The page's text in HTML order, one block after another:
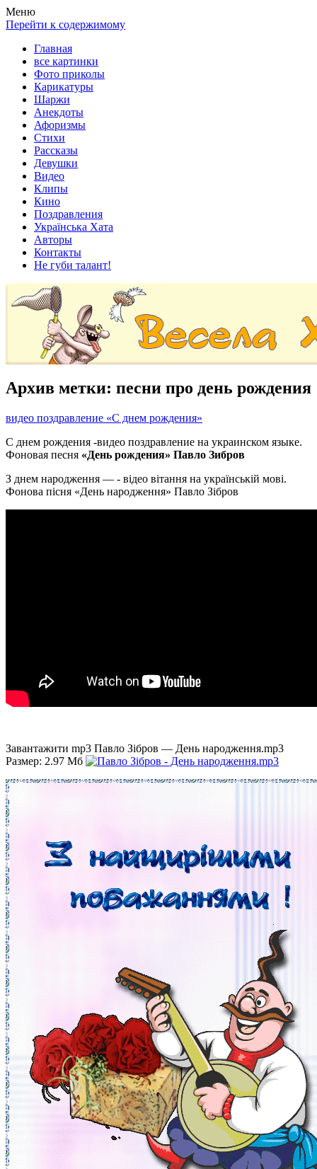
Весела хата — прикольные картинки, смешные истории,
клипы!
Покажем всем ваши фото приколы, карикатуры, шаржи, стихи,
рассказы, видео и песни!
Меню
Перейти к содержимому
Главная
все картинки
Фото приколы
Карикатуры
Шаржи
Анекдоты
Афоризмы
Стихи
Рассказы
Девушки
Видео
Клипы
Кино
Поздравления
Українська Хата
Авторы
Контакты
Не губи талант!
Архив метки: песни про день рождения
видео поздравление «С днем рождения»
С днем рождения -видео поздравление на украинском языке.
Фоновая песня «День рождения» Павло Зибров
З днем народження — - відео вітання на українській мові.
Фонова пісня «День народження» Павло Зібров
Завантажити mp3 Павло Зібров — День народження.mp3
Размер: 2.97 Мб